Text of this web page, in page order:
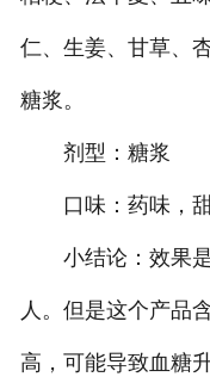
仁、生姜、甘草、
糖浆。
剂型：糖浆
口味：药味，甜
小结论：效果是
人。但是这个产品
高，可能导致血糖